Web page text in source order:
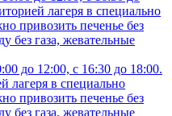
до 12:00, с 16:30 до 18:00.
лагеря в специально
привозить печенье без
без газа, жевательные